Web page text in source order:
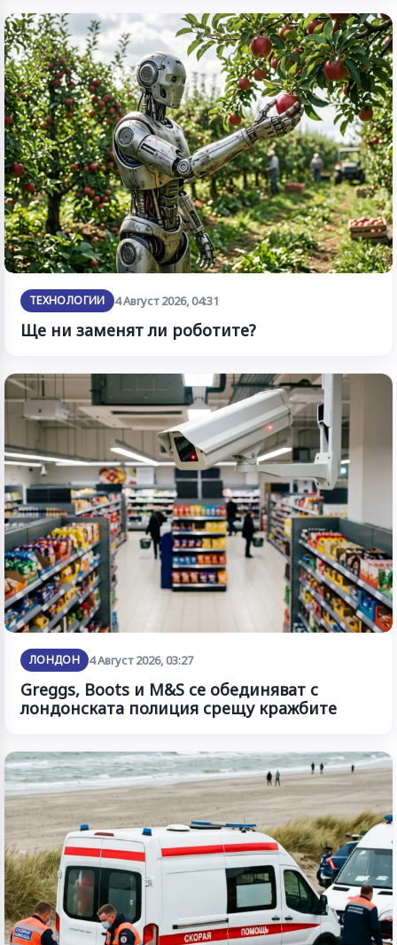
ТЕХНОЛОГИИ 4 Август 2026, 04:31
Ще ни заменят ли роботите?
ЛОНДОН 4 Август 2026, 03:27
Greggs, Boots и M&S се обединяват с
лондонската полиция срещу кражбите